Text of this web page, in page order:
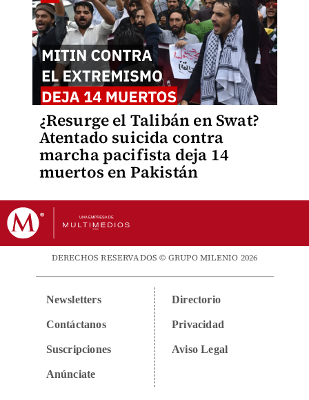
¿Resurge el Talibán en Swat?
Atentado suicida contra
marcha pacifista deja 14
muertos en Pakistán
DERECHOS RESERVADOS © GRUPO MILENIO 2026
Newsletters
Contáctanos
Suscripciones
Anúnciate
Directorio
Privacidad
Aviso Legal